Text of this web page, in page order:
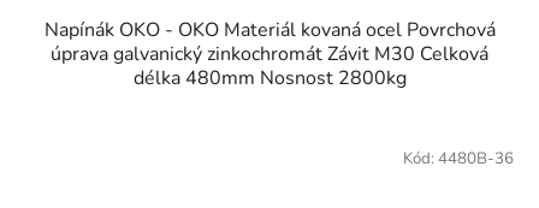
Napínák OKO - OKO Materiál kovaná ocel Povrchová
úprava galvanický zinkochromát Závit M30 Celková
délka 480mm Nosnost 2800kg
Kód: 4480B-36